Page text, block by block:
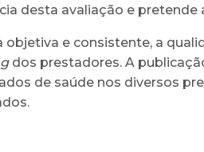
desta avaliação e
objetiva e consistente, a
dos prestadores. A
de saúde nos diversos